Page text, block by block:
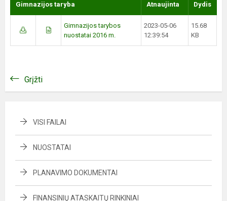
Gimnazijos taryba Atnaujinta Dydis
Gimnazijos tarybos
nuostatai 2016 m.
2023-05-06
12:39:54
15.68
KB
Grįžti
VISI FAILAI
NUOSTATAI
PLANAVIMO DOKUMENTAI
FINANSINIŲ ATASKAITŲ RINKINIAI